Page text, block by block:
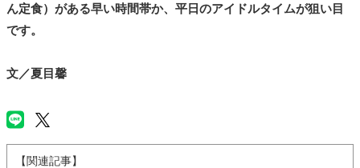
ん定食）がある早い時間帯か、平日のアイドルタイムが狙い目
です。
文／夏目馨
【関連記事】